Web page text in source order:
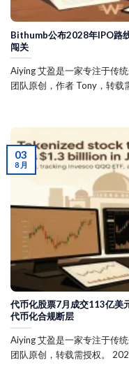
Bithumb公布2028年IPO路
闯关
Aiying 艾盈是一家专注于传
团队原创，作者 Tony，转载
代币化股票7月成交113亿美
代币化合规断层
Aiying 艾盈是一家专注于传
团队原创，转载需授权。
03
8 月